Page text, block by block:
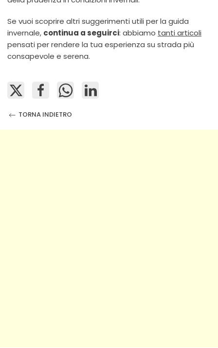
Se vuoi scoprire altri suggerimenti utili per la guida
invernale, continua a seguirci: abbiamo tanti articoli
pensati per rendere la tua esperienza su strada più
consapevole e serena.
TORNA INDIETRO